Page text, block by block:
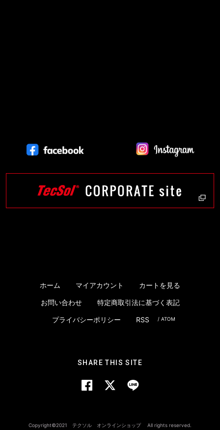
ホーム マイアカウント カートを見る
お問い合わせ 特定商取引法に基づく表記
プライバシーポリシー RSS / ATOM
SHARE THIS SITE
Copyright©2021 テクソル オンラインショップ All rights reserved.